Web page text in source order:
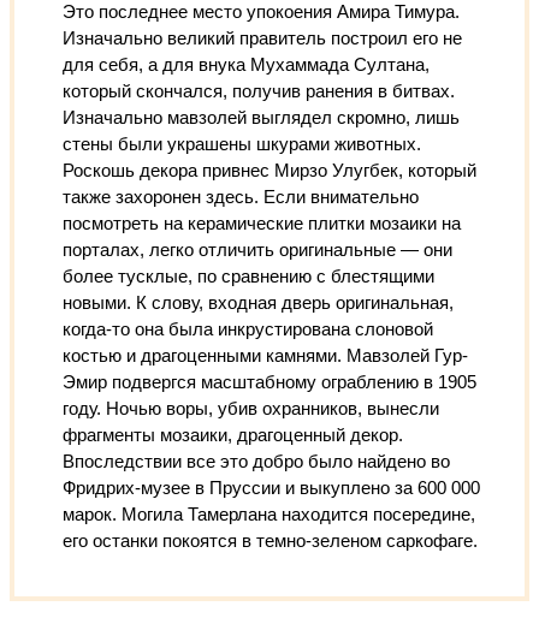
Это последнее место упокоения Амира Тимура.
Изначально великий правитель построил его не
для себя, а для внука Мухаммада Султана,
который скончался, получив ранения в битвах.
Изначально мавзолей выглядел скромно, лишь
стены были украшены шкурами животных.
Роскошь декора привнес Мирзо Улугбек, который
также захоронен здесь. Если внимательно
посмотреть на керамические плитки мозаики на
порталах, легко отличить оригинальные — они
более тусклые, по сравнению с блестящими
новыми. К слову, входная дверь оригинальная,
когда-то она была инкрустирована слоновой
костью и драгоценными камнями. Мавзолей Гур-
Эмир подвергся масштабному ограблению в 1905
году. Ночью воры, убив охранников, вынесли
фрагменты мозаики, драгоценный декор.
Впоследствии все это добро было найдено во
Фридрих-музее в Пруссии и выкуплено за 600 000
марок. Могила Тамерлана находится посередине,
его останки покоятся в темно-зеленом саркофаге.​